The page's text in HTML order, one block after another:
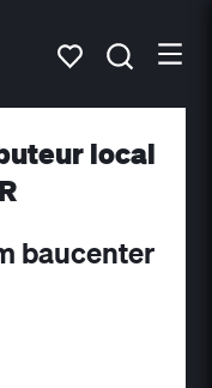
local
baucenter